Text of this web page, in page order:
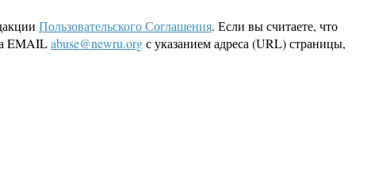
Пользовательского Соглашения. Если вы считаете, что
EMAILabuse@newru.orgс указанием адреса (URL) страницы,